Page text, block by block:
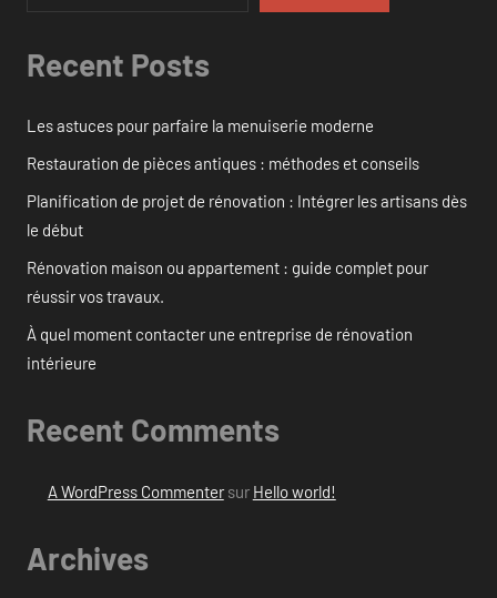
Recent Posts
Les astuces pour parfaire la menuiserie moderne
Restauration de pièces antiques : méthodes et conseils
Planification de projet de rénovation : Intégrer les artisans dès
le début
Rénovation maison ou appartement : guide complet pour
réussir vos travaux.
À quel moment contacter une entreprise de rénovation
intérieure
Recent Comments
A WordPress Commentersur Hello world!
Archives